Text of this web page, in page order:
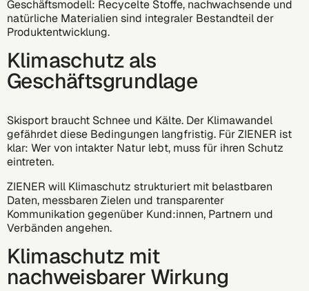
Geschäftsmodell: Recycelte Stoffe, nachwachsende und
natürliche Materialien sind integraler Bestandteil der
Produktentwicklung.
Klimaschutz als
Geschäftsgrundlage
Skisport braucht Schnee und Kälte. Der Klimawandel
gefährdet diese Bedingungen langfristig. Für ZIENER ist
klar: Wer von intakter Natur lebt, muss für ihren Schutz
eintreten.
ZIENER will Klimaschutz strukturiert mit belastbaren
Daten, messbaren Zielen und transparenter
Kommunikation gegenüber Kund:innen, Partnern und
Verbänden angehen.
Klimaschutz mit
nachweisbarer Wirkung